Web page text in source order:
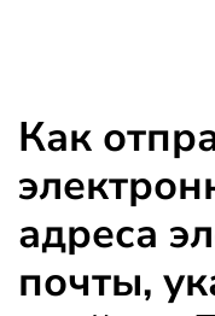
Как
адреса
почты,